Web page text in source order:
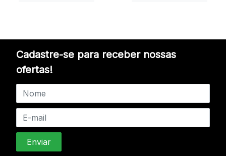
Cadastre-se para receber nossas
ofertas!